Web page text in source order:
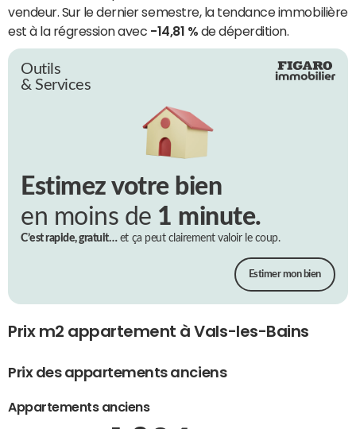
vendeur. Sur le dernier semestre, la tendance immobilière
est à la régression avec -14,81 % de déperdition.
Outils
& Services
Estimez votre bien
en moins de 1 minute.
C’est rapide, gratuit…et ça peut clairement valoir le coup.
Estimer mon bien
Prix m2 appartement à Vals-les-Bains
Prix des appartements anciens
Appartements anciens